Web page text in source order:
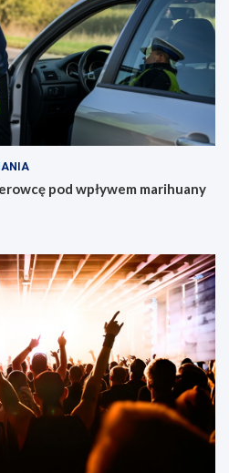
pod wpływem marihuany